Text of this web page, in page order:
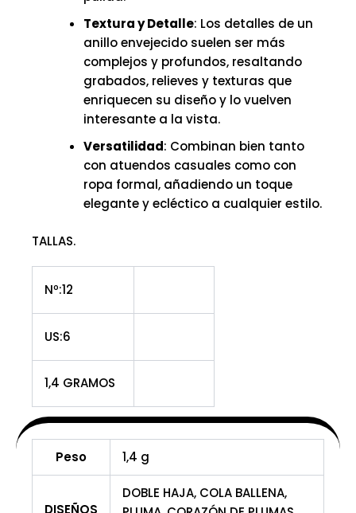
Textura y Detalle: Los detalles de un
anillo envejecido suelen ser más
complejos y profundos, resaltando
grabados, relieves y texturas que
enriquecen su diseño y lo vuelven
interesante a la vista.
Versatilidad: Combinan bien tanto
con atuendos casuales como con
ropa formal, añadiendo un toque
elegante y ecléctico a cualquier estilo.
TALLAS.
Nº:12
US:6
1,4 GRAMOS
Peso 1,4 g
DISEÑOS
DOBLE HAJA, COLA BALLENA,